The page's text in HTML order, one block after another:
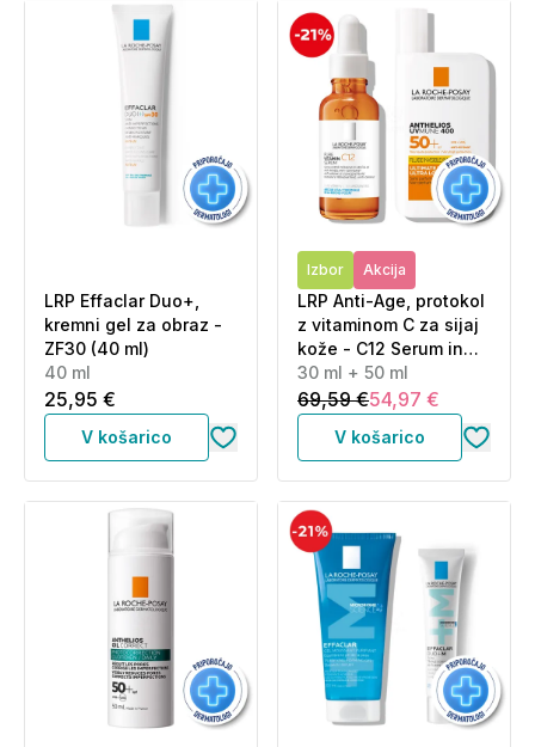
LRP Effaclar Duo+,
kremni gel za obraz -
ZF30 (40 ml)
40 ml
25,95 €
V košarico
Izbor Akcija
LRP Anti-Age, protokol
z vitaminom C za sijaj
kože - C12 Serum in
UVMune Fluid - ZF50+
(30 ml + 50 ml)
30 ml + 50 ml
69,59 €54,97 €
V košarico